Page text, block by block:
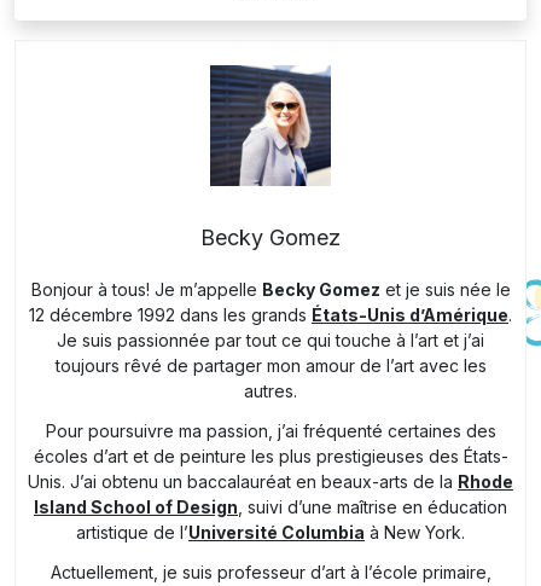
Becky Gomez
Bonjour à tous! Je m’appelle Becky Gomez et je suis née le
12 décembre 1992 dans les grands États-Unis d’Amérique.
Je suis passionnée par tout ce qui touche à l’art et j’ai
toujours rêvé de partager mon amour de l’art avec les
autres.
Pour poursuivre ma passion, j’ai fréquenté certaines des
écoles d’art et de peinture les plus prestigieuses des États-
Unis. J’ai obtenu un baccalauréat en beaux-arts de la Rhode
Island School of Design , suivi d’une maîtrise en éducation
artistique de l’Université Columbia à New York.
Actuellement, je suis professeur d’art à l’école primaire,